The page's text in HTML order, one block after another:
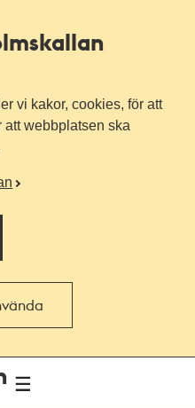
vi kakor, cookies, för att
att webbplatsen ska